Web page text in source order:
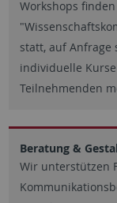
Workshops
statt, auf
individuelle
Teilnehmenden
Beratung &
Wir unterstützen